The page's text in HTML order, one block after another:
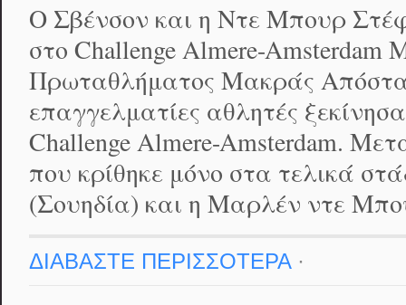
Ο Σβένσον και η Ντε Μπουρ
στο Challenge Almere-
Πρωταθλήματος Μακράς
επαγγελματίες αθλητές
Challenge Almere-Amsterdam.
που κρίθηκε μόνο στα τελικά
(Σουηδία) και η Μαρλέν ντε
ΔΙΑΒΑΣΤΕ ΠΕΡΙΣΣΟΤΕΡΑ·